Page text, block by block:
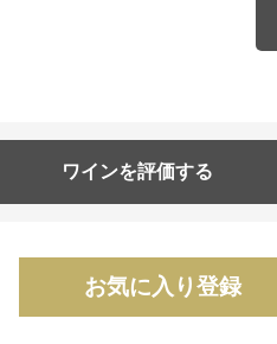
ワインを評価する
お気に入り登録